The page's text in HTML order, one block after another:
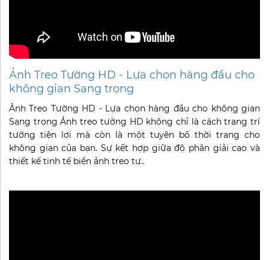
Ảnh Treo Tường HD - Lựa chọn hàng đầu cho
không gian Sang trọng
Ảnh Treo Tường HD - Lựa chọn hàng đầu cho không gian
Sang trọng Ảnh treo tường HD không chỉ là cách trang trí
tường tiện lợi mà còn là một tuyên bố thời trang cho
không gian của bạn. Sự kết hợp giữa độ phân giải cao và
thiết kế tinh tế biến ảnh treo tư..